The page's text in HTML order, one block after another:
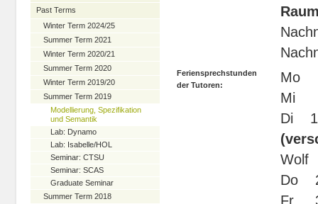
Past Terms
Winter Term 2024/25
Summer Term 2021
Winter Term 2020/21
Summer Term 2020
Winter Term 2019/20
Summer Term 2019
Modellierung, Spezifikation
und Semantik
Lab: Dynamo
Lab: Isabelle/HOL
Seminar: CTSU
Seminar: SCAS
Graduate Seminar
Summer Term 2018
Feriensprechstunden
der Tutoren:
Mo
Mi
Di 1
Do
Fr